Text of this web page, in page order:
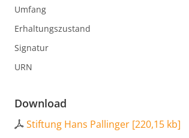
Umfang
Erhaltungszustand
Signatur
URN
Download
Stiftung Hans Pallinger [220,15 kb]